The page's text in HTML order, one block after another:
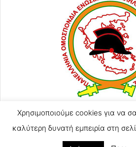
ΑΓΙΟΥ
Χρησιμοποιούμε cookies για να
καλύτερη δυνατή εμπειρία στη